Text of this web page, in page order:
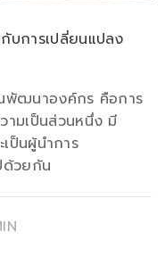
กับการเปลี่ยนแปลง
พัฒนาองค์กร คือการ
ามเป็นส่วนหนึ่ง มี
ป็นผู้นำการ
วยกัน